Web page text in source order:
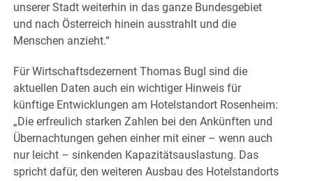
unserer Stadt weiterhin in das ganze Bundesgebiet
und nach Österreich hinein ausstrahlt und die
Menschen anzieht.“
Für Wirtschaftsdezernent Thomas Bugl sind die
aktuellen Daten auch ein wichtiger Hinweis für
künftige Entwicklungen am Hotelstandort Rosenheim:
„Die erfreulich starken Zahlen bei den Ankünften und
Übernachtungen gehen einher mit einer – wenn auch
nur leicht – sinkenden Kapazitätsauslastung. Das
spricht dafür, den weiteren Ausbau des Hotelstandorts